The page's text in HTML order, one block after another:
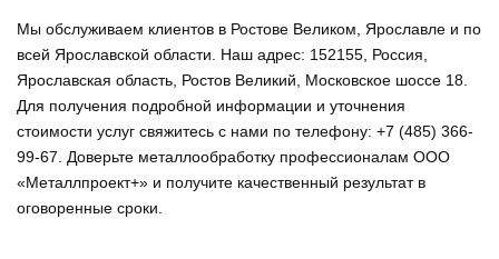
Мы обслуживаем клиентов в Ростове Великом, Ярославле и по
всей Ярославской области. Наш адрес: 152155, Россия,
Ярославская область, Ростов Великий, Московское шоссе 18.
Для получения подробной информации и уточнения
стоимости услуг свяжитесь с нами по телефону: +7 (485) 366-
99-67. Доверьте металлообработку профессионалам ООО
«Металлпроект+» и получите качественный результат в
оговоренные сроки.